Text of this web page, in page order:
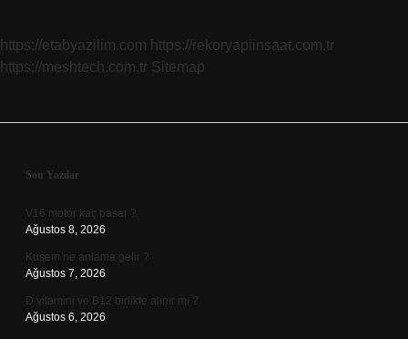
https://etabyazilim.com https://rekoryapiinsaat.com.tr
https://meshtech.com.tr Sitemap
Sidebar
Son Yazılar
V16 motor kaç basar ?
Ağustos 8, 2026
Kusem ne anlama gelir ?
Ağustos 7, 2026
D vitamini ve B12 birlikte alınır mı ?
Ağustos 6, 2026